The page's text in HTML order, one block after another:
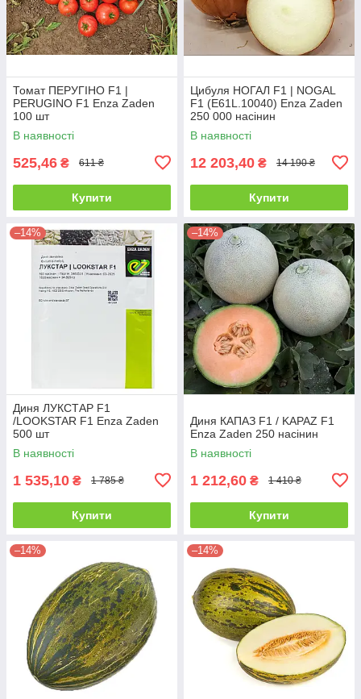
Томат ПЕРУГІНО F1 |
PERUGINO F1 Enza Zaden
100 шт
В наявності
525,46 ₴ 611 ₴
Купити
Цибуля НОГАЛ F1 | NOGAL
F1 (E61L.10040) Enza Zaden
250 000 насінин
В наявності
12 203,40 ₴ 14 190 ₴
Купити
–14%
Диня ЛУКСТАР F1
/LOOKSTAR F1 Enza Zaden
500 шт
В наявності
1 535,10 ₴ 1 785 ₴
Купити
–14%
Диня КАПАЗ F1 / KAPAZ F1
Enza Zaden 250 насінин
В наявності
1 212,60 ₴ 1 410 ₴
Купити
–14% –14%